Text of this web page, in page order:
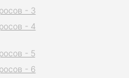
- 3
- 4
- 5
- 6